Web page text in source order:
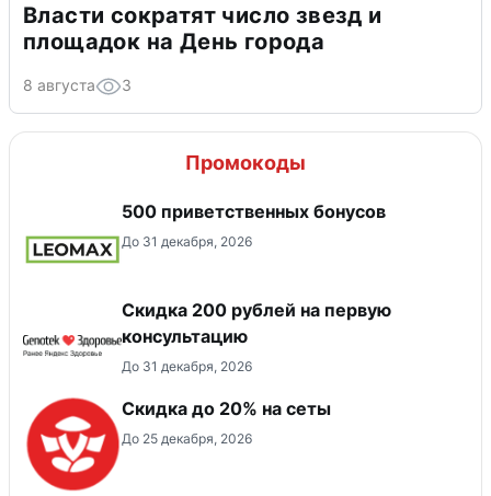
Власти сократят число звезд и
площадок на День города
8 августа 3
Промокоды
500 приветственных бонусов
До 31 декабря, 2026
Скидка 200 рублей на первую
консультацию
До 31 декабря, 2026
Скидка до 20% на сеты
До 25 декабря, 2026